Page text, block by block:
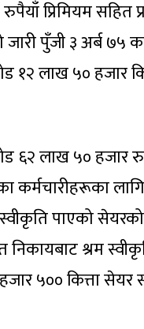
प्रिमियम
पुँजी ३ अर्ब ७५
लाख ५० हजार
६२ लाख ५० हजार
कर्मचारीहरूका
पाएको
श्रम
५०० कित्ता